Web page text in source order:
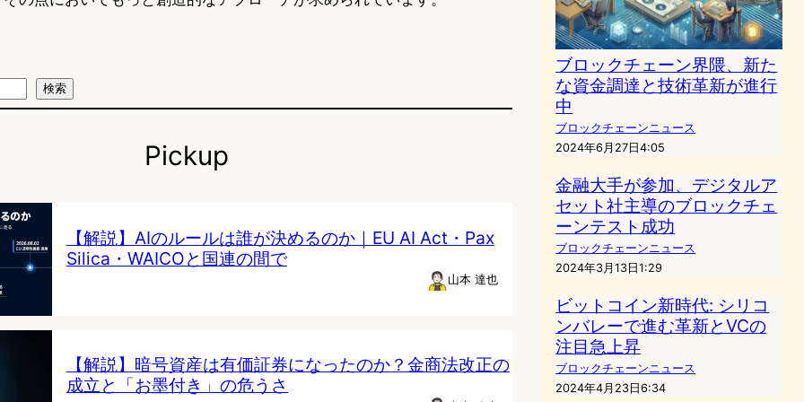
検索
Pickup
【解説】AIのルールは誰が決めるのか｜EU AI Act・Pax
Silica・WAICOと国連の間で
山本 達也
【解説】暗号資産は有価証券になったのか？金商法改正の
成立と「お墨付き」の危うさ
ブロックチェーン界隈、新た
な資金調達と技術革新が進行
中
ブロックチェーンニュース
2024年6月27日4:05
金融大手が参加、デジタルア
セット社主導のブロックチェ
ーンテスト成功
ブロックチェーンニュース
2024年3月13日1:29
ビットコイン新時代: シリコ
ンバレーで進む革新とVCの
注目急上昇
ブロックチェーンニュース
2024年4月23日6:34